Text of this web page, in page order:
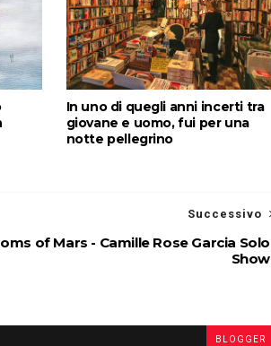
In uno di quegli anni incerti tra
giovane e uomo, fui per una
notte pellegrino
Successivo
of Mars - Camille Rose Garcia Solo
Show
BLOGGER